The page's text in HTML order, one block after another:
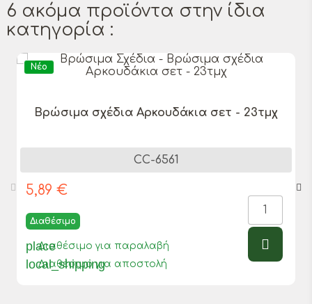
6 ακόμα προϊόντα στην ίδια
κατηγορία :
Νέο
Βρώσιμα σχέδια Αρκουδάκια σετ - 23τμχ
CC-6561
5,89 €
Διαθέσιμο
place
Διαθέσιμο για παραλαβή
local_shipping
Διαθέσιμο για αποστολή